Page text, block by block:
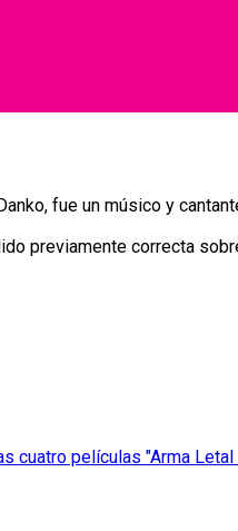
fue un músico y
previamente correcta
cuatro películas "Arma